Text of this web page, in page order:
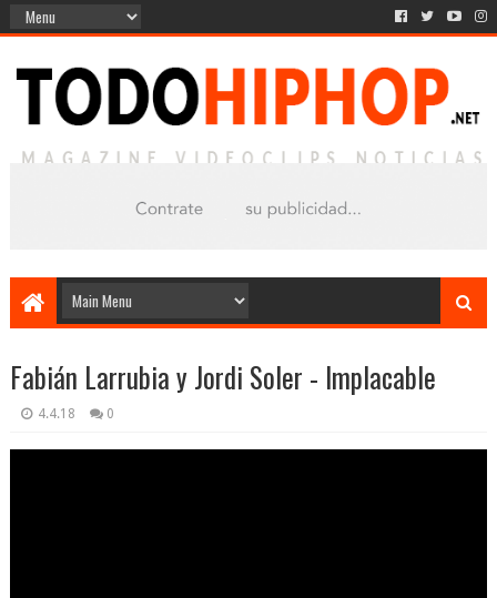
Fabián Larrubia y Jordi Soler - Implacable
4.4.18 0